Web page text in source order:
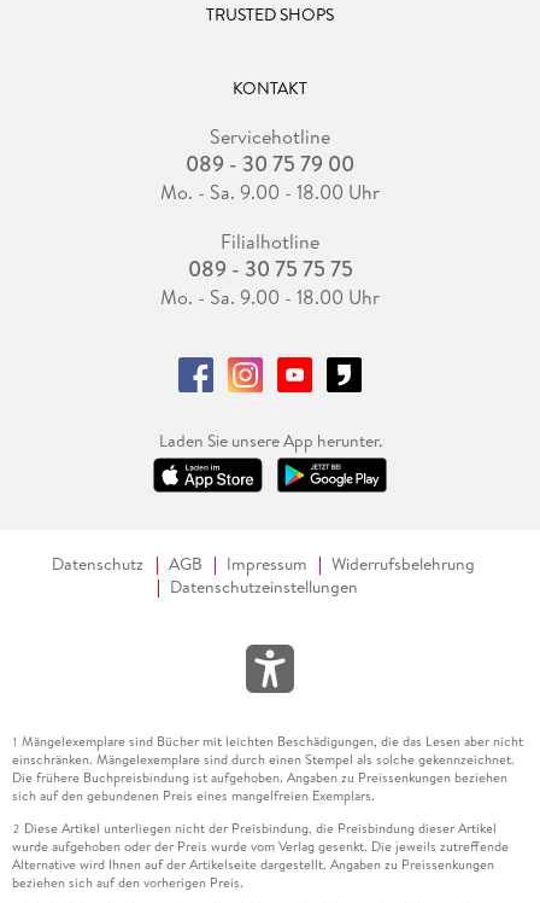
TRUSTED SHOPS
KONTAKT
Servicehotline
089 - 30 75 79 00
Mo. - Sa. 9.00 - 18.00 Uhr
Filialhotline
089 - 30 75 75 75
Mo. - Sa. 9.00 - 18.00 Uhr
Laden Sie unsere App herunter.
Datenschutz AGB Impressum
Widerrufsbelehrung
Datenschutzeinstellungen
1 Mängelexemplare sind Bücher mit leichten Beschädigungen, die das Lesen aber nicht
einschränken. Mängelexemplare sind durch einen Stempel als solche gekennzeichnet.
Die frühere Buchpreisbindung ist aufgehoben. Angaben zu Preissenkungen beziehen
sich auf den gebundenen Preis eines mangelfreien Exemplars.
2 Diese Artikel unterliegen nicht der Preisbindung, die Preisbindung dieser Artikel
wurde aufgehoben oder der Preis wurde vom Verlag gesenkt. Die jeweils zutreffende
Alternative wird Ihnen auf der Artikelseite dargestellt. Angaben zu Preissenkungen
beziehen sich auf den vorherigen Preis.